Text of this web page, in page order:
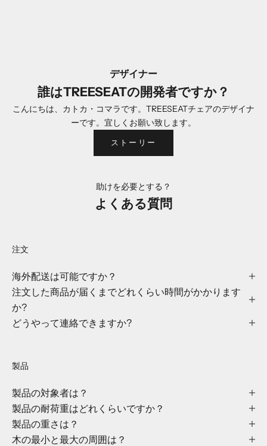
デザイナー
誰はTREESEATの開発者ですか？
こんにちは、カトカ・コマラです。TREESEATチェアのデザイナ
ーです。宜しくお願い致します。
ストーリー
助けを必要とする？
よくある質問
注文
海外配送は可能ですか？
注文した商品が届くまでどれくらい時間がかかります
か?
どうやって連絡できますか?
製品
製品の対象者は？
製品の耐荷重はどれくらいですか？
製品の重さは？
木の最小と最大の周囲は？